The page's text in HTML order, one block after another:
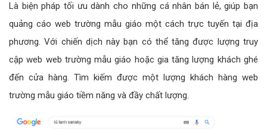
Là biện pháp tối ưu dành cho những cá nhân bán lẻ, giúp bạn
quảng cáo web trường mẫu giáo một cách trực tuyến tại địa
phương. Với chiến dịch này bạn có thể tăng được lượng truy
cập web web trường mẫu giáo hoặc gia tăng lượng khách ghé
đến cửa hàng. Tìm kiếm được một lượng khách hàng web
trường mẫu giáo tiềm năng và đầy chất lượng.